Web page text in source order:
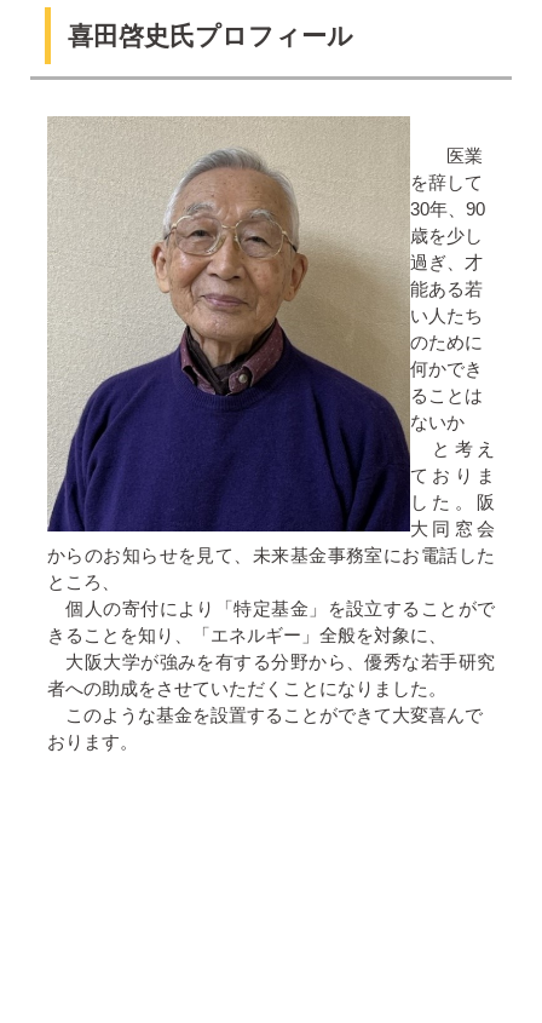
喜田啓史氏プロフィール
医業
を辞して
30年、90
歳を少し
過ぎ、才
能ある若
い人たち
のために
何かでき
ることは
ないか
と考え
ておりま
した。阪
大同窓会
からのお知らせを見て、未来基金事務室にお電話した
ところ、
個人の寄付により「特定基金」を設立することがで
きることを知り、「エネルギー」全般を対象に、
大阪大学が強みを有する分野から、優秀な若手研究
者への助成をさせていただくことになりました。
このような基金を設置することができて大変喜んで
おります。